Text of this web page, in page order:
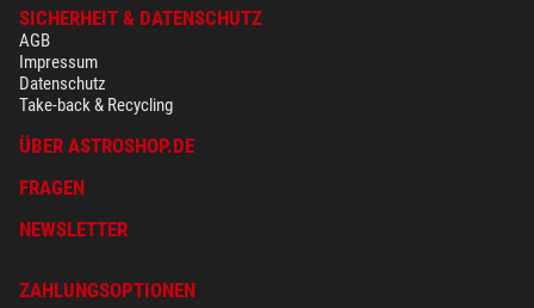
SICHERHEIT & DATENSCHUTZ
AGB
Impressum
Datenschutz
Take-back & Recycling
ÜBER ASTROSHOP.DE
FRAGEN
NEWSLETTER
ZAHLUNGSOPTIONEN